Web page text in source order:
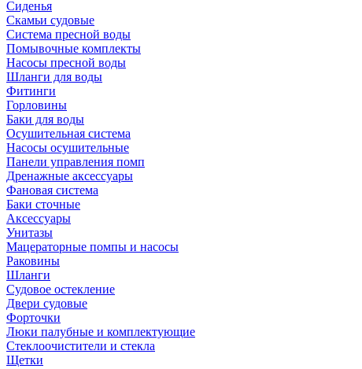
Сиденья
Скамьи судовые
Система пресной воды
Помывочные комплекты
Насосы пресной воды
Шланги для воды
Фитинги
Горловины
Баки для воды
Осушительная система
Насосы осушительные
Панели управления помп
Дренажные аксессуары
Фановая система
Баки сточные
Аксессуары
Унитазы
Мацераторные помпы и насосы
Раковины
Шланги
Судовое остекление
Двери судовые
Форточки
Люки палубные и комплектующие
Стеклоочистители и стекла
Щетки